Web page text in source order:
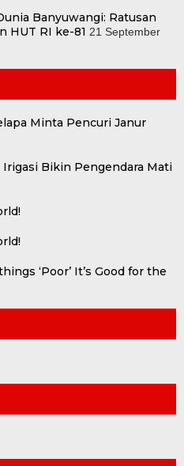
Banyuwangi: Ratusan
HUT RI ke-81 21 September
Minta Pencuri Janur
Bikin Pengendara Mati
‘Poor’ It’s Good for the